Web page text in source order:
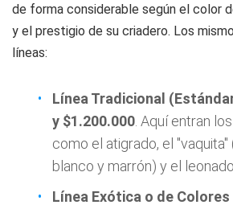
de forma considerable según el color
y el prestigio de su criadero. Los
líneas:
Línea Tradicional
y $1.200.000 . Aquí entran
como el atigrado, el
blanco y marrón) y el
Línea Exótica o de